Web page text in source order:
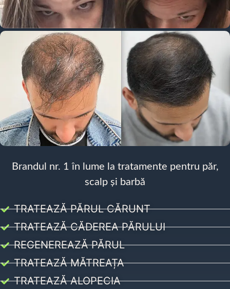
Brandul nr. 1 în lume la tratamente pentru păr,
scalp și barbă
TRATEAZĂ PĂRUL CĂRUNT
TRATEAZĂ CĂDEREA PĂRULUI
REGENEREAZĂ PĂRUL
TRATEAZĂ MĂTREAȚA
TRATEAZĂ ALOPECIA